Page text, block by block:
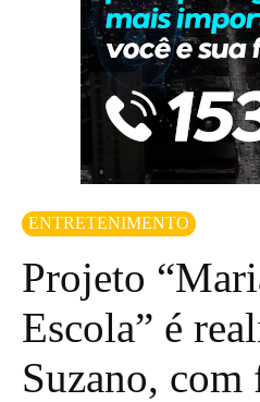
ENTRETENIMENTO
Projeto
Escola” é
Suzano, com